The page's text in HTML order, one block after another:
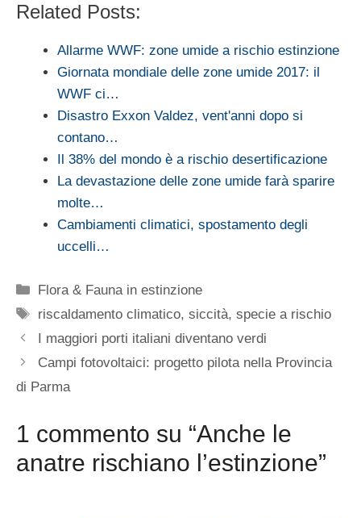
Related Posts:
Allarme WWF: zone umide a rischio estinzione
Giornata mondiale delle zone umide 2017: il
WWF ci…
Disastro Exxon Valdez, vent'anni dopo si
contano…
Il 38% del mondo è a rischio desertificazione
La devastazione delle zone umide farà sparire
molte…
Cambiamenti climatici, spostamento degli
uccelli…
Categorie
Flora & Fauna in estinzione
Tag
riscaldamento climatico,siccità,specie a rischio
I maggiori porti italiani diventano verdi
Campi fotovoltaici: progetto pilota nella Provincia
di Parma
1 commento su “Anche le
anatre rischiano l’estinzione”